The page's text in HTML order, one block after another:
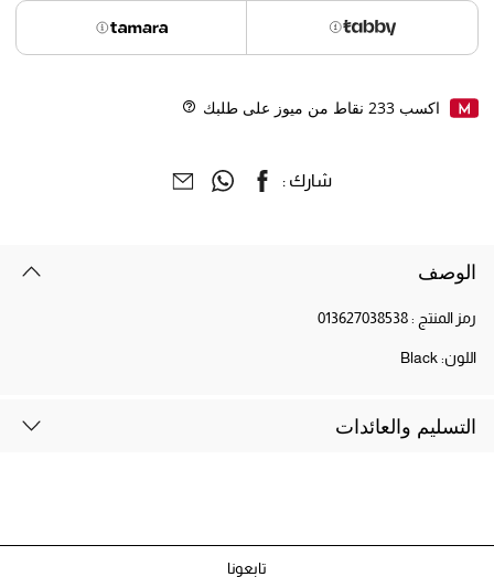
اكسب233نقاط من ميوز على طلبك
شارك :
الوصف
رمز المنتج : 013627038538
اللون:Black
التسليم والعائدات
تابعونا